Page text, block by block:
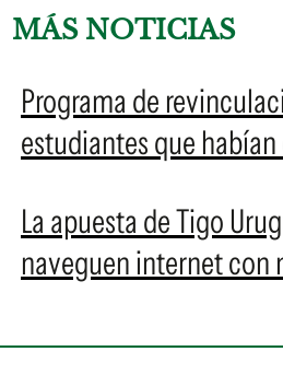
MÁS NOTICIAS
Programa de
estudiantes que
La apuesta de Tigo
naveguen internet con